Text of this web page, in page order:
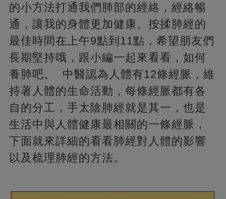
的小方法打通我們肺部的經絡，經絡暢
通，讓我的身體更加健康。按揉肺經的
最佳時間在上午9點到11點，希望朋友們
長期堅持哦，跟小編一起來看看，如何
養肺吧。 中醫認為人體有12條經脈，維
持著人體的生命活動，每條經脈都有各
自的分工，手太陰肺經就是其一，也是
生活中與人體健康最相關的一條經脈，
下面就來詳細的看看肺經對人體的影響
以及梳理肺經的方法。